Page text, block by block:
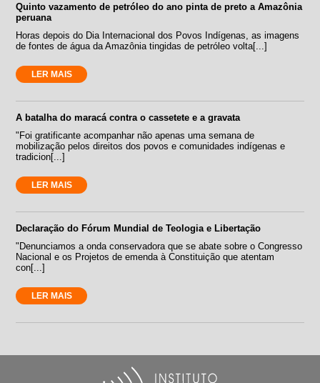
Quinto vazamento de petróleo do ano pinta de preto a Amazônia
peruana
Horas depois do Dia Internacional dos Povos Indígenas, as imagens
de fontes de água da Amazônia tingidas de petróleo volta[...]
LER MAIS
A batalha do maracá contra o cassetete e a gravata
"Foi gratificante acompanhar não apenas uma semana de
mobilização pelos direitos dos povos e comunidades indígenas e
tradicion[...]
LER MAIS
Declaração do Fórum Mundial de Teologia e Libertação
"Denunciamos a onda conservadora que se abate sobre o Congresso
Nacional e os Projetos de emenda à Constituição que atentam
con[...]
LER MAIS